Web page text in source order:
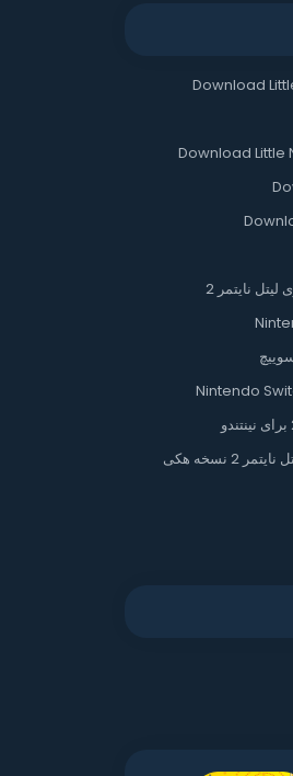
Download
Download Little
لیتل نایتمر 2
2 نسخه هکی